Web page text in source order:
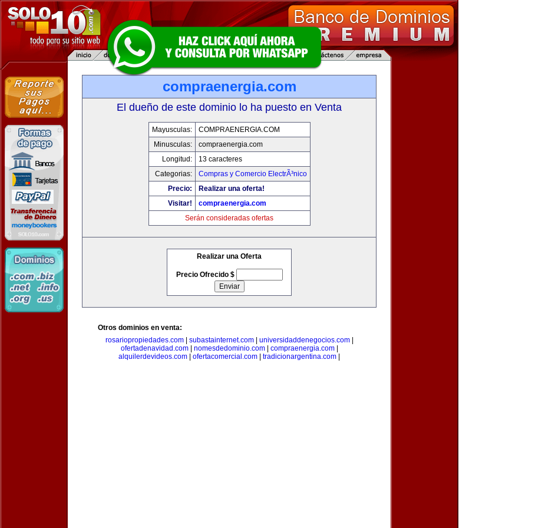
compraenergia.com
El dueño de este dominio lo ha puesto en Venta
Mayusculas:
COMPRAENERGIA.COM
Minusculas:
compraenergia.com
Longitud:
13 caracteres
Categorias:
Compras y Comercio ElectrÃ³nico
Precio:
Realizar una oferta!
Visitar!
compraenergia.com
Serán consideradas ofertas
Realizar una Oferta
Precio Ofrecido $
Otros dominios en venta:
rosariopropiedades.com| subastainternet.com| universidaddenegocios.com|
ofertadenavidad.com| nomesdedominio.com| compraenergia.com|
alquilerdevideos.com
ofertacomercial.com tradicionargentina.com